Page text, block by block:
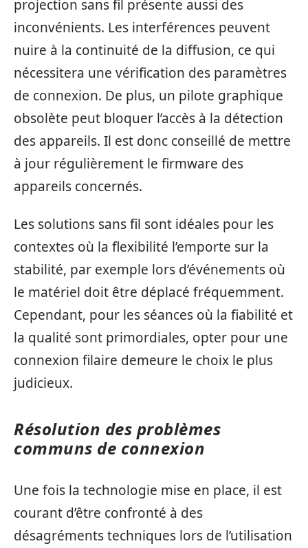
projection sans fil présente aussi des
inconvénients. Les interférences peuvent
nuire à la continuité de la diffusion, ce qui
nécessitera une vérification des paramètres
de connexion. De plus, un pilote graphique
obsolète peut bloquer l’accès à la détection
des appareils. Il est donc conseillé de mettre
à jour régulièrement le firmware des
appareils concernés.
Les solutions sans fil sont idéales pour les
contextes où la flexibilité l’emporte sur la
stabilité, par exemple lors d’événements où
le matériel doit être déplacé fréquemment.
Cependant, pour les séances où la fiabilité et
la qualité sont primordiales, opter pour une
connexion filaire demeure le choix le plus
judicieux.
Résolution des problèmes
communs de connexion
Une fois la technologie mise en place, il est
courant d’être confronté à des
désagréments techniques lors de l’utilisation